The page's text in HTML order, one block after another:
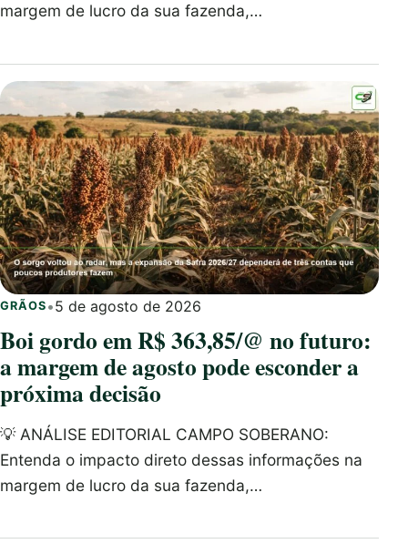
margem de lucro da sua fazenda,…
GRÃOS •5 de agosto de 2026
Boi gordo em R$ 363,85/@ no futuro:
a margem de agosto pode esconder a
próxima decisão
💡 ANÁLISE EDITORIAL CAMPO SOBERANO:
Entenda o impacto direto dessas informações na
margem de lucro da sua fazenda,…